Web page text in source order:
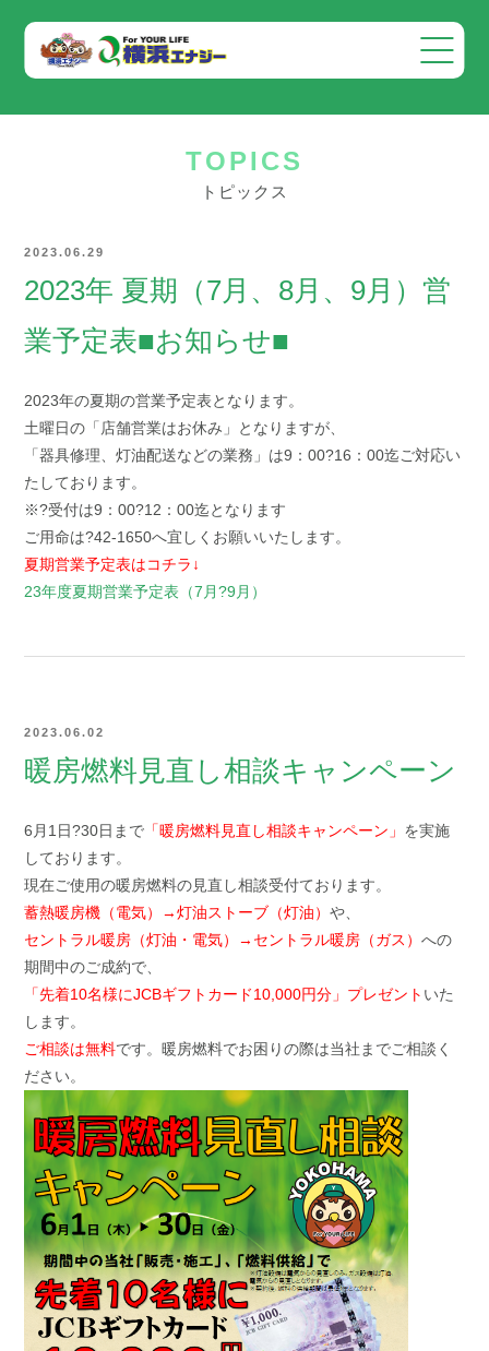
TOPICS
トピックス
2023.06.29
2023年 夏期（7月、8月、9月）営
業予定表■お知らせ■
2023年の夏期の営業予定表となります。
土曜日の「店舗営業はお休み」となりますが、
「器具修理、灯油配送などの業務」は9：00?16：00迄ご対応い
たしております。
※?受付は9：00?12：00迄となります
ご用命は?42-1650へ宜しくお願いいたします。
夏期営業予定表はコチラ↓
23年度夏期営業予定表（7月?9月）
2023.06.02
暖房燃料見直し相談キャンペーン
6月1日?30日まで 「暖房燃料見直し相談キャンペーン」 を実施
しております。
現在ご使用の暖房燃料の見直し相談受付ております。
蓄熱暖房機（電気）→灯油ストーブ（灯油）や、
セントラル暖房（灯油・電気）→セントラル暖房（ガス）への
期間中のご成約で、
「先着10名様にJCBギフトカード10,000円分」プレゼント いた
します。
ご相談は無料です。暖房燃料でお困りの際は当社までご相談く
ださい。